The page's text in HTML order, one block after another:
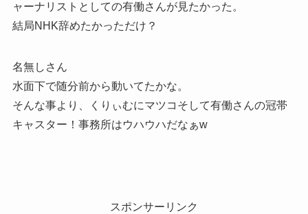
ャーナリストとしての有働さんが見たかった。
結局NHK辞めたかっただけ？
名無しさん
水面下で随分前から動いてたかな。
そんな事より、くりぃむにマツコそして有働さんの冠帯
キャスター！事務所はウハウハだなぁw
スポンサーリンク